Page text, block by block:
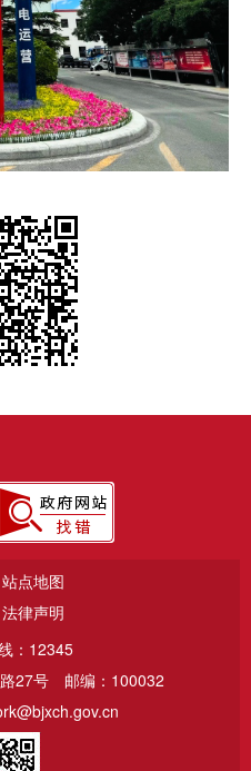
站点地图
法律声明
：12345
27号
邮编：100032